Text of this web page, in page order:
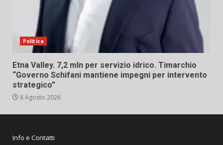
Politica
Etna Valley. 7,2 mln per servizio idrico. Timarchio
“Governo Schifani mantiene impegni per intervento
strategico”
8 Agosto 2026
Info e Contatti